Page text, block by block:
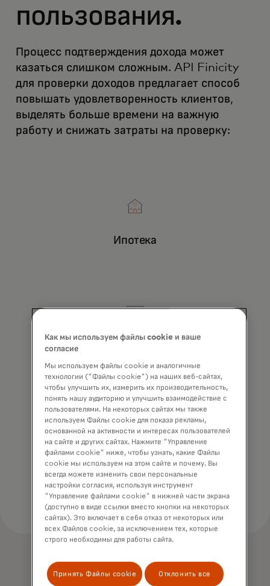
пользования.
Процесс подтверждения дохода может
казаться слишком сложным. API Finicity
для проверки доходов предлагает способ
повышать удовлетворенность клиентов,
выделять больше времени на важную
работу и снижать затраты на проверку:
Ипотека
Доход
Проверка арендаторов
Как мы используем файлы cookie и ваше
согласие
Мы используем файлы cookie и аналогичные
технологии ("Файлы cookie") на наших веб-сайтах,
чтобы улучшить их, измерить их производительность,
понять нашу аудиторию и улучшить взаимодействие с
пользователями. На некоторых сайтах мы также
используем Файлы cookie для показа рекламы,
основанной на активности и интересах пользователей
на сайте и других сайтах. Нажмите "Управление
файлами cookie" ниже, чтобы узнать, какие Файлы
cookie мы используем на этом сайте и почему. Вы
всегда можете изменить свои персональные
настройки согласия, используя инструмент
"Управление файлами cookie" в нижней части экрана
(доступно в виде ссылки вместо кнопки на некоторых
сайтах). Это включает в себя отказ от некоторых или
всех Файлов cookie, за исключением тех, которые
строго необходимы для работы сайта.
Принять Файлы cookie Отклонить все